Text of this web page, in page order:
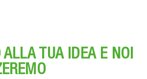
ALLA TUA IDEA E NOI